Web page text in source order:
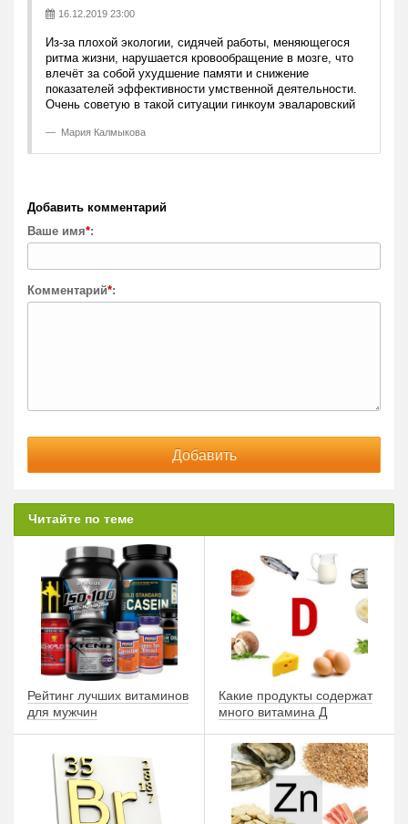
16.12.2019 23:00
Из-за плохой экологии, сидячей работы, меняющегося
ритма жизни, нарушается кровообращение в мозге, что
влечёт за собой ухудшение памяти и снижение
показателей эффективности умственной деятельности.
Очень советую в такой ситуации гинкоум эваларовский
Мария Калмыкова
Добавить комментарий
Ваше имя*:
Комментарий*:
Читайте по теме
Рейтинг лучших витаминов
для мужчин
Какие продукты содержат
много витамина Д